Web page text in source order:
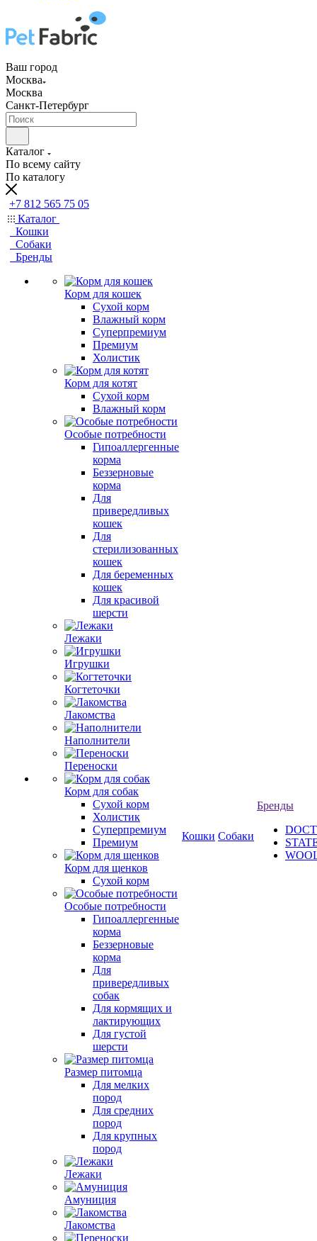
Ваш город
Москва
Москва
Санкт-Петербург
Каталог
По всему сайту
По каталогу
+7 812 565 75 05
Каталог
Кошки
Собаки
Бренды
Корм для кошек
Сухой корм
Влажный корм
Суперпремиум
Премиум
Холистик
Корм для котят
Сухой корм
Влажный корм
Особые потребности
Гипоаллергенные
корма
Беззерновые
корма
Для
привередливых
кошек
Для
стерилизованных
кошек
Для беременных
кошек
Для красивой
шерсти
Лежаки
Игрушки
Когтеточки
Лакомства
Наполнители
Переноски
Корм для собак
Сухой корм
Холистик
Суперпремиум
Премиум
Корм для щенков
Сухой корм
Особые потребности
Гипоаллергенные
корма
Беззерновые
корма
Для
привередливых
собак
Для кормящих и
лактирующих
Для густой
шерсти
Размер питомца
Для мелких
пород
Для средних
пород
Для крупных
пород
Лежаки
Амуниция
Лакомства
Кошки Собаки
Бренды